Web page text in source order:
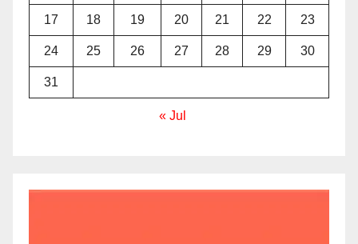
17 18 19 20 21 22 23
24 25 26 27 28 29 30
31
« Jul